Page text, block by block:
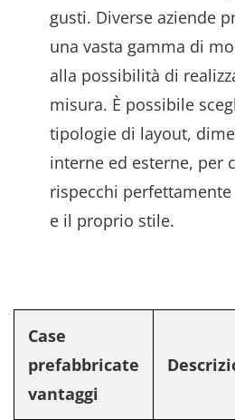
gusti. Diverse aziende
una vasta gamma di
alla possibilità di
misura. È possibile
tipologie di layout,
interne ed esterne, per
rispecchi
e il proprio stile.
Case
prefabbricate
vantaggi